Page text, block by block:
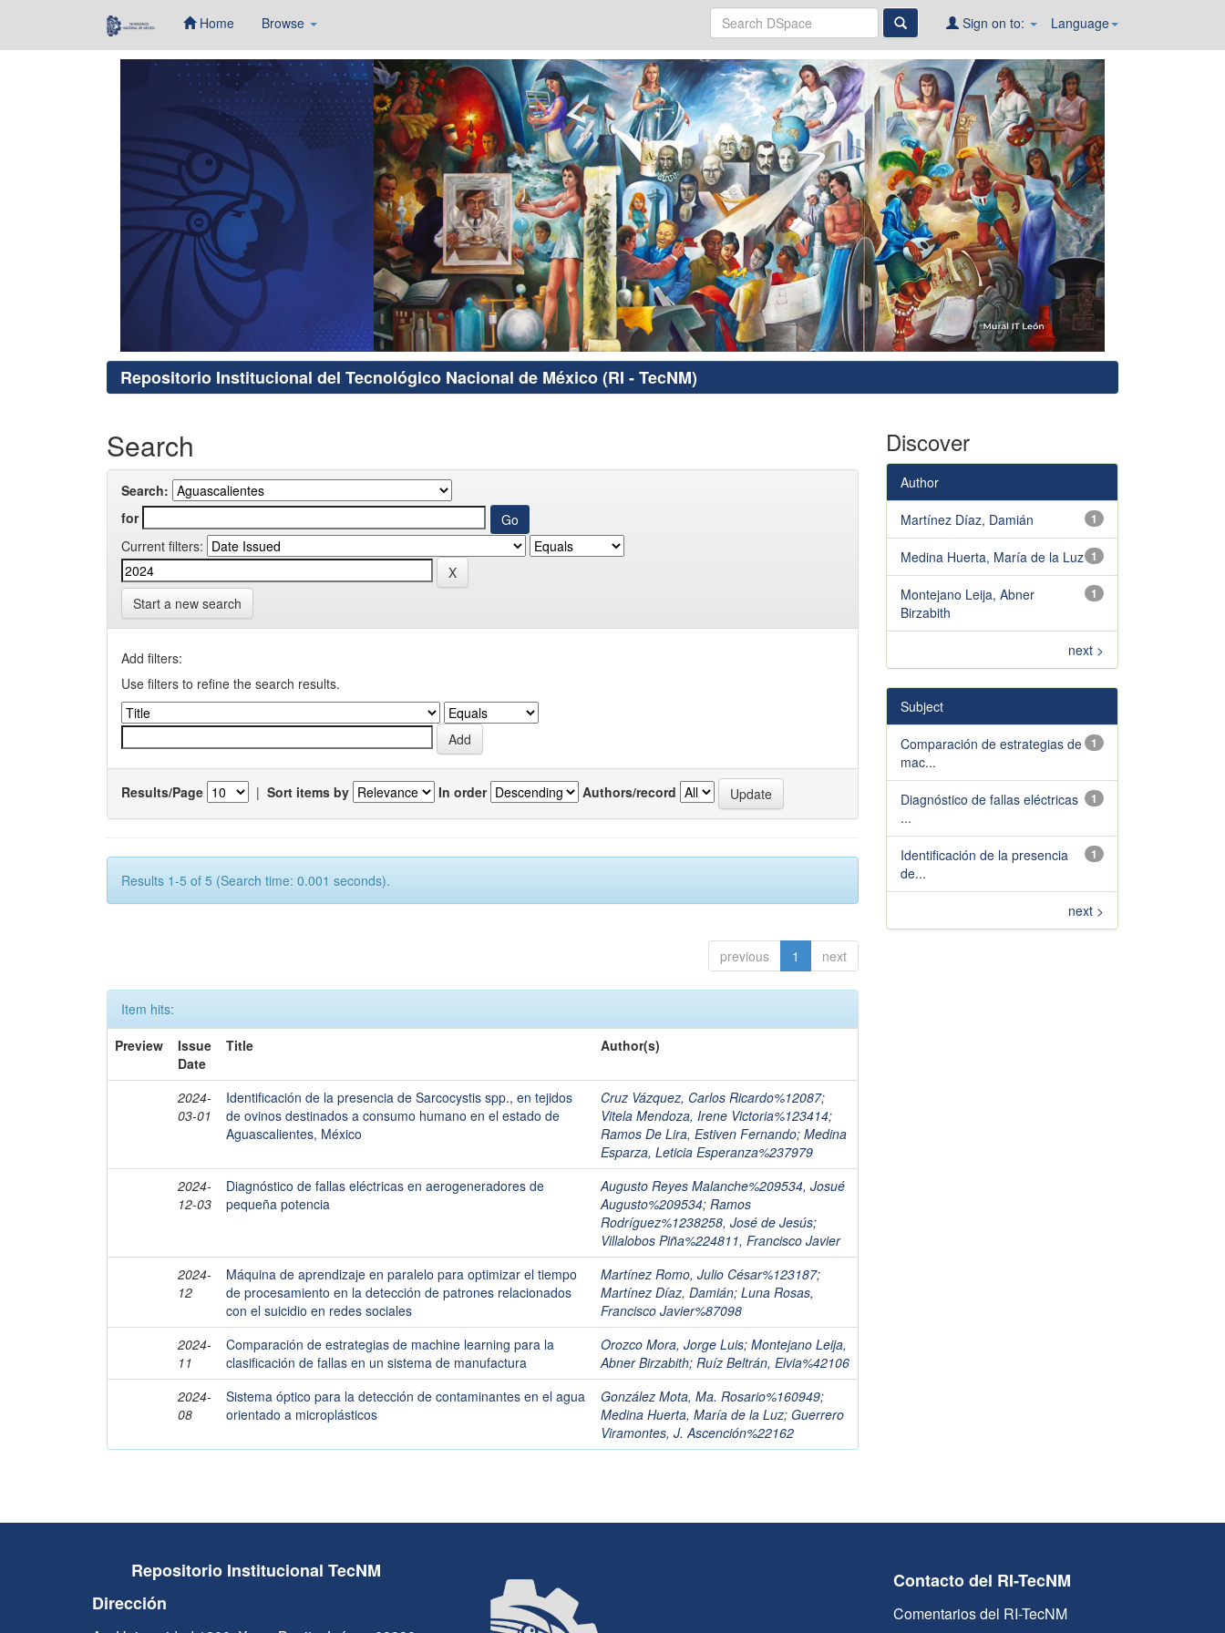
Home Browse Language
Sign on to:
Repositorio Institucional del Tecnológico Nacional de México (RI - TecNM)
Search
Search:
for
Current filters:
Start a new search
Add filters:
Use filters to refine the search results.
Results/Page | Sort items by In order Authors/record
Results 1-5 of 5 (Search time: 0.001 seconds).
previous 1 next
Item hits:
Preview
Issue
Date
Title Author(s)
2024-
03-01
Identificación de la presencia de Sarcocystis spp., en tejidos
de ovinos destinados a consumo humano en el estado de
Aguascalientes, México
Cruz Vázquez, Carlos Ricardo%12087;
Vitela Mendoza, Irene Victoria%123414;
Ramos De Lira, Estiven Fernando; Medina
Esparza, Leticia Esperanza%237979
2024-
12-03
Diagnóstico de fallas eléctricas en aerogeneradores de
pequeña potencia
Augusto Reyes Malanche%209534, Josué
Augusto%209534; Ramos
Rodríguez%1238258, José de Jesús;
Villalobos Piña%224811, Francisco Javier
2024-
12
Máquina de aprendizaje en paralelo para optimizar el tiempo
de procesamiento en la detección de patrones relacionados
con el suicidio en redes sociales
Martínez Romo, Julio César%123187;
Martínez Díaz, Damián; Luna Rosas,
Francisco Javier%87098
2024-
11
Comparación de estrategias de machine learning para la
clasificación de fallas en un sistema de manufactura
Orozco Mora, Jorge Luis; Montejano Leija,
Abner Birzabith; Ruíz Beltrán, Elvia%42106
2024-
08
Sistema óptico para la detección de contaminantes en el agua
orientado a microplásticos
González Mota, Ma. Rosario%160949;
Medina Huerta, María de la Luz; Guerrero
Viramontes, J. Ascención%22162
Discover
Author
1
Martínez Díaz, Damián
1
Medina Huerta, María de la Luz
1
Montejano Leija, Abner
Birzabith
next >
Subject
1
Comparación de estrategias de
mac...
1
Diagnóstico de fallas eléctricas
...
1
Identificación de la presencia
de...
next >
Repositorio Institucional TecNM
Dirección
Contacto del RI-TecNM
Comentarios del RI-TecNM